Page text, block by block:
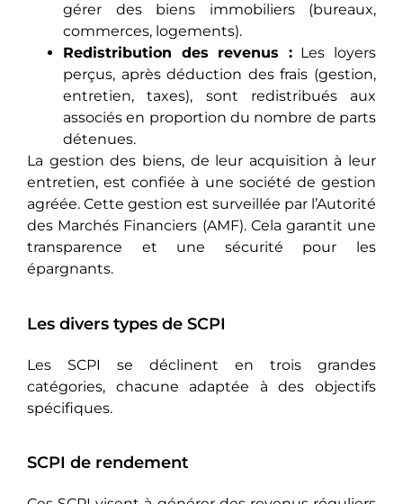
gérer des biens immobiliers (bureaux,
commerces, logements).
Redistribution des revenus :Les loyers
perçus, après déduction des frais (gestion,
entretien, taxes), sont redistribués aux
associés en proportion du nombre de parts
détenues.
La gestion des biens, de leur acquisition à leur
entretien, est confiée à une société de gestion
agréée. Cette gestion est surveillée par l’Autorité
des Marchés Financiers (AMF). Cela garantit une
transparence et une sécurité pour les
épargnants.
Les divers types de SCPI
Les SCPI se déclinent en trois grandes
catégories, chacune adaptée à des objectifs
spécifiques.
SCPI de rendement